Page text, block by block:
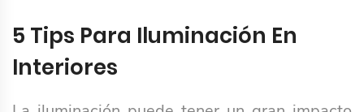
5 Tips Para Iluminación En
Interiores